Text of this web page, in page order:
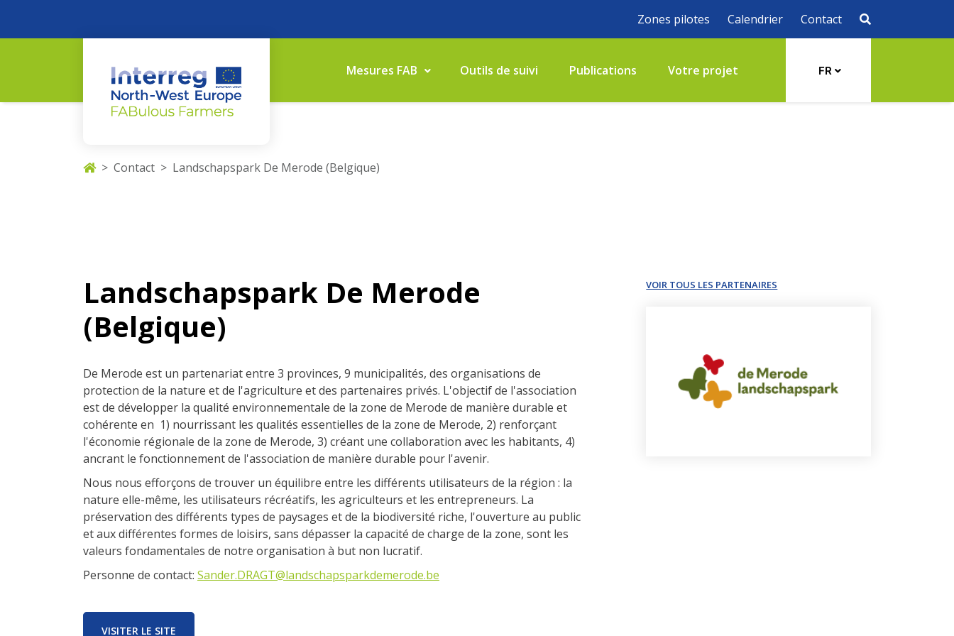
Zones pilotes Calendrier Contact
Mesures FAB Outils de suivi Publications Votre projet FR
Contact Landschapspark De Merode (Belgique)
Landschapspark De Merode
(Belgique)
De Merode est un partenariat entre 3 provinces, 9 municipalités, des organisations de
protection de la nature et de l'agriculture et des partenaires privés. L'objectif de l'association
est de développer la qualité environnementale de la zone de Merode de manière durable et
cohérente en 1) nourrissant les qualités essentielles de la zone de Merode, 2) renforçant
l'économie régionale de la zone de Merode, 3) créant une collaboration avec les habitants, 4)
ancrant le fonctionnement de l'association de manière durable pour l'avenir.
Nous nous efforçons de trouver un équilibre entre les différents utilisateurs de la région : la
nature elle-même, les utilisateurs récréatifs, les agriculteurs et les entrepreneurs. La
préservation des différents types de paysages et de la biodiversité riche, l'ouverture au public
et aux différentes formes de loisirs, sans dépasser la capacité de charge de la zone, sont les
valeurs fondamentales de notre organisation à but non lucratif.
Personne de contact: Sander.DRAGT@landschapsparkdemerode.be
VISITER LE SITE
VOIR TOUS LES PARTENAIRES